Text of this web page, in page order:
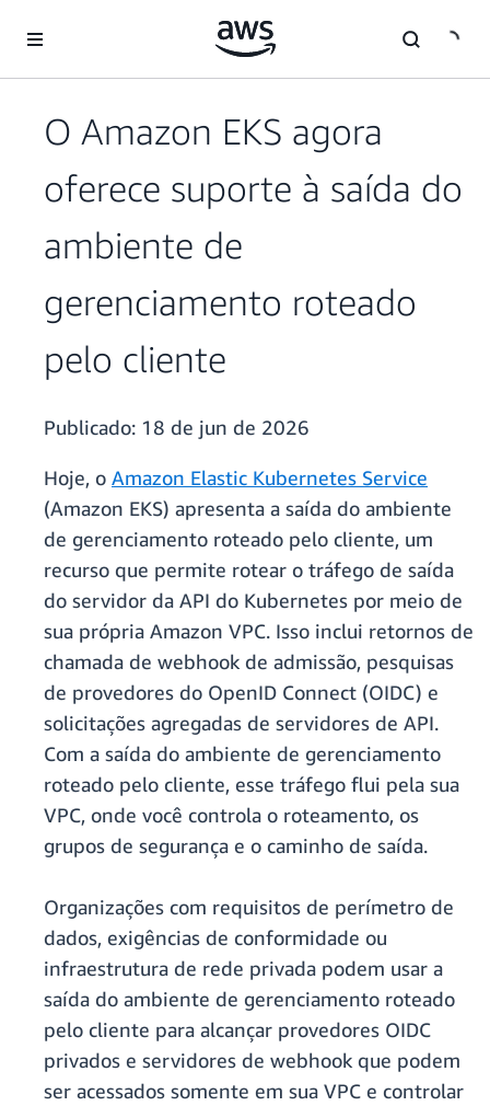
Pular para o conteúdo principal
O Amazon EKS agora
oferece suporte à saída do
ambiente de
gerenciamento roteado
pelo cliente
Publicado: 18 de jun de 2026
Hoje, o Amazon Elastic Kubernetes Service
(Amazon EKS) apresenta a saída do ambiente
de gerenciamento roteado pelo cliente, um
recurso que permite rotear o tráfego de saída
do servidor da API do Kubernetes por meio de
sua própria Amazon VPC. Isso inclui retornos de
chamada de webhook de admissão, pesquisas
de provedores do OpenID Connect (OIDC) e
solicitações agregadas de servidores de API.
Com a saída do ambiente de gerenciamento
roteado pelo cliente, esse tráfego flui pela sua
VPC, onde você controla o roteamento, os
grupos de segurança e o caminho de saída.
Organizações com requisitos de perímetro de
dados, exigências de conformidade ou
infraestrutura de rede privada podem usar a
saída do ambiente de gerenciamento roteado
pelo cliente para alcançar provedores OIDC
privados e servidores de webhook que podem
ser acessados somente em sua VPC e controlar